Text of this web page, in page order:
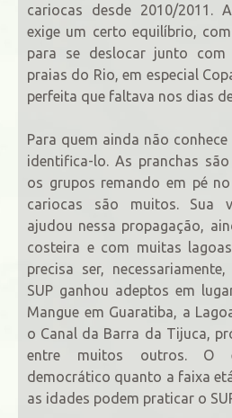
cariocas desde 2010/2011.
exige um certo equilíbrio,
para se deslocar junto com
praias do Rio, em especial
perfeita que faltava nos dias
Para quem ainda não
identifica-lo. As pranchas
os grupos remando em pé
cariocas são muitos. Sua
ajudou nessa propagação,
costeira e com muitas
precisa ser,
SUP ganhou adeptos em
Mangue em Guaratiba, a
o Canal da Barra da Tijuca,
entre muitos outros. O
democrático quanto a faixa
as idades podem praticar o